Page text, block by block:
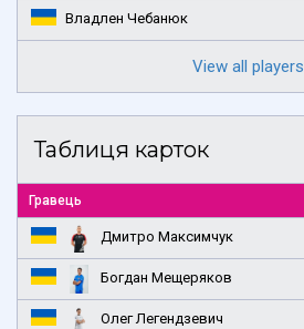
Владлен Чебанюк
View all players
Таблиця карток
Гравець
Дмитро Максимчук
Богдан Мещеряков
Олег Легендзевич